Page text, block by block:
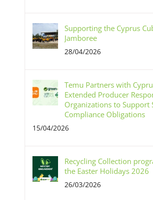
Supporting the Cyprus
Jamboree
28/04/2026
Temu Partners with
Extended Producer
Organizations to Support
Compliance Obligations
15/04/2026
Recycling Collection
the Easter Holidays 2026
26/03/2026